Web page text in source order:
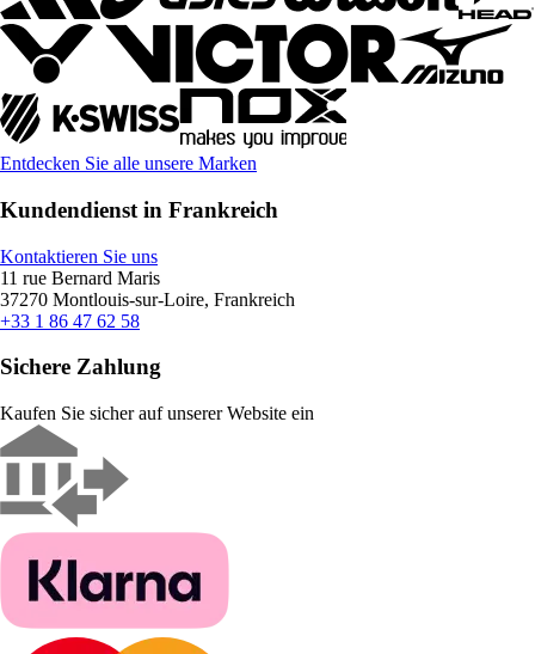
Entdecken Sie alle unsere Marken
Kundendienst in Frankreich
Kontaktieren Sie uns
11 rue Bernard Maris
37270 Montlouis-sur-Loire, Frankreich
+33 1 86 47 62 58
Sichere Zahlung
Kaufen Sie sicher auf unserer Website ein